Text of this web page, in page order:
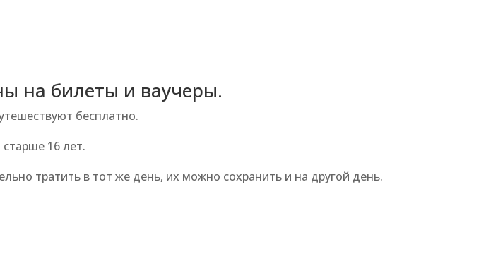
на билеты и ваучеры.
бесплатно.
16 лет.
тратить в тот же день, их можно сохранить и на другой день.